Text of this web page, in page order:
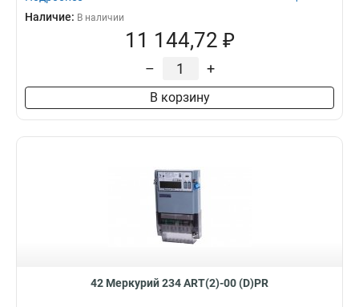
Наличие: В наличии
11 144,72 ₽
– +
В корзину
42 Меркурий 234 ART(2)-00 (D)PR